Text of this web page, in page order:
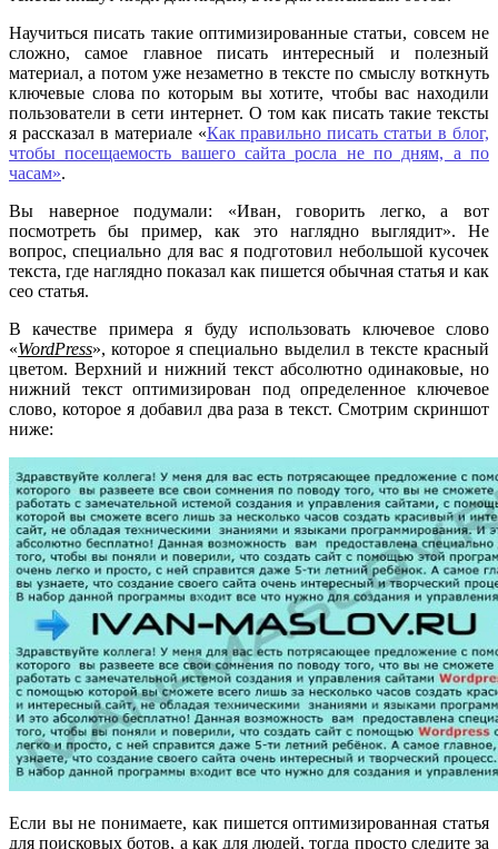
Научиться писать такие оптимизированные статьи, совсем не
сложно, самое главное писать интересный и полезный
материал, а потом уже незаметно в тексте по смыслу воткнуть
ключевые слова по которым вы хотите, чтобы вас находили
пользователи в сети интернет. О том как писать такие тексты
я рассказал в материале «Как правильно писать статьи в блог,
чтобы посещаемость вашего сайта росла не по дням, а по
часам».
Вы наверное подумали: «Иван, говорить легко, а вот
посмотреть бы пример, как это наглядно выглядит». Не
вопрос, специально для вас я подготовил небольшой кусочек
текста, где наглядно показал как пишется обычная статья и как
сео статья.
В качестве примера я буду использовать ключевое слово
«WordPress», которое я специально выделил в тексте красный
цветом. Верхний и нижний текст абсолютно одинаковые, но
нижний текст оптимизирован под определенное ключевое
слово, которое я добавил два раза в текст. Смотрим скриншот
ниже:
Если вы не понимаете, как пишется оптимизированная статья
для поисковых ботов, а как для людей, тогда просто следите за